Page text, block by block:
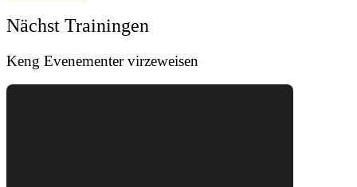
Nächst Trainingen
Keng Evenementer virzeweisen